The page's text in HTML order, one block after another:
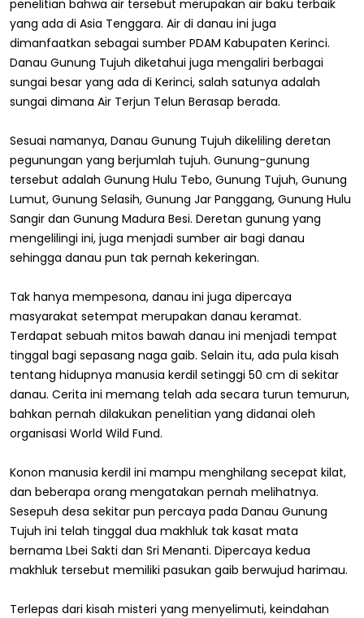
penelitian bahwa air tersebut merupakan air baku terbaik
yang ada di Asia Tenggara. Air di danau ini juga
dimanfaatkan sebagai sumber PDAM Kabupaten Kerinci.
Danau Gunung Tujuh diketahui juga mengaliri berbagai
sungai besar yang ada di Kerinci, salah satunya adalah
sungai dimana Air Terjun Telun Berasap berada.
Sesuai namanya, Danau Gunung Tujuh dikeliling deretan
pegunungan yang berjumlah tujuh. Gunung-gunung
tersebut adalah Gunung Hulu Tebo, Gunung Tujuh, Gunung
Lumut, Gunung Selasih, Gunung Jar Panggang, Gunung Hulu
Sangir dan Gunung Madura Besi. Deretan gunung yang
mengelilingi ini, juga menjadi sumber air bagi danau
sehingga danau pun tak pernah kekeringan.
Tak hanya mempesona, danau ini juga dipercaya
masyarakat setempat merupakan danau keramat.
Terdapat sebuah mitos bawah danau ini menjadi tempat
tinggal bagi sepasang naga gaib. Selain itu, ada pula kisah
tentang hidupnya manusia kerdil setinggi 50 cm di sekitar
danau. Cerita ini memang telah ada secara turun temurun,
bahkan pernah dilakukan penelitian yang didanai oleh
organisasi World Wild Fund.
Konon manusia kerdil ini mampu menghilang secepat kilat,
dan beberapa orang mengatakan pernah melihatnya.
Sesepuh desa sekitar pun percaya pada Danau Gunung
Tujuh ini telah tinggal dua makhluk tak kasat mata
bernama Lbei Sakti dan Sri Menanti. Dipercaya kedua
makhluk tersebut memiliki pasukan gaib berwujud harimau.
Terlepas dari kisah misteri yang menyelimuti, keindahan